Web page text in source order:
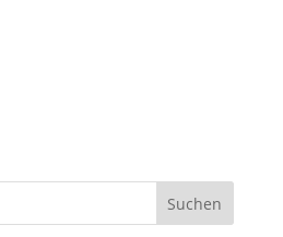
Suchen